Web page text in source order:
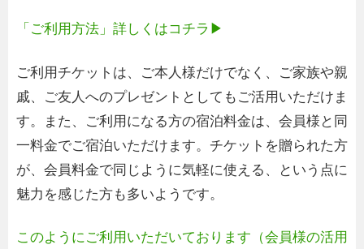
「ご利用方法」詳しくはコチラ▶
ご利用チケットは、ご本人様だけでなく、ご家族や親
戚、ご友人へのプレゼントとしてもご活用いただけま
す。また、ご利用になる方の宿泊料金は、会員様と同
一料金でご宿泊いただけます。チケットを贈られた方
が、会員料金で同じように気軽に使える、という点に
魅力を感じた方も多いようです。
このようにご利用いただいております（会員様の活用